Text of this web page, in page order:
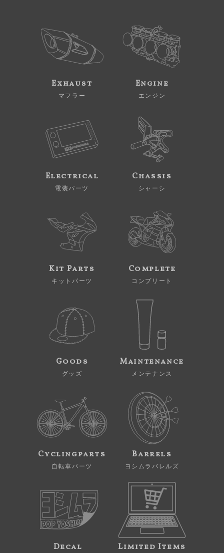
Exhaust
マフラー
Engine
エンジン
Electrical
電装パーツ
Chassis
シャーシ
Kit Parts
キットパーツ
Complete
コンプリート
Goods
グッズ
Maintenance
メンテナンス
Cyclingparts
自転車パーツ
Barrels
ヨシムラバレルズ
Decal Limited Items